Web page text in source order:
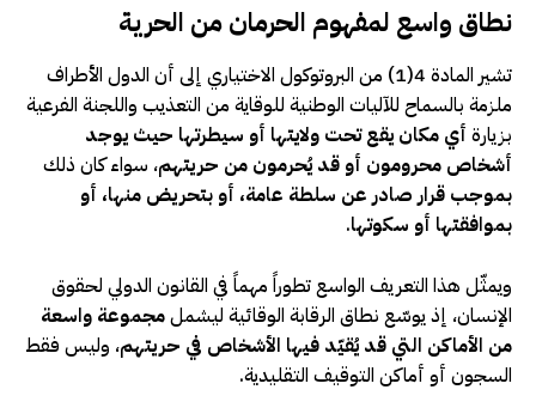
نطاق واسع لمفهوم الحرمان من الحرية
تشير المادة 4(1) من البروتوكول الاختياري إلى أن الدول الأطراف
ملزمة بالسماح للآليات الوطنية للوقاية من التعذيب واللجنة الفرعية
بزيارة أي مكان يقع تحت ولايتها أو سيطرتها حيث يوجد
أشخاص محرومون أو قد يُحرمون من حريتهم، سواء كان ذلك
بموجب قرار صادر عن سلطة عامة، أو بتحريض منها، أو
بموافقتها أو سكوتها.
ويمثّل هذا التعريف الواسع تطوراً مهماً في القانون الدولي لحقوق
الإنسان، إذ يوسّع نطاق الرقابة الوقائية ليشملمجموعة واسعة
من الأماكن التي قد يُقيّد فيها الأشخاص في حريتهم، وليس فقط
السجون أو أماكن التوقيف التقليدية.